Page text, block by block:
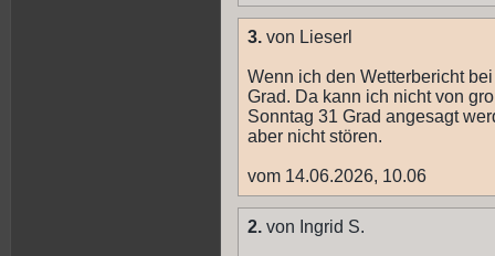
3. von Lieserl
Wenn ich den Wetterbericht
Grad. Da kann ich nicht von
Sonntag 31 Grad angesagt
aber nicht stören.
vom 14.06.2026, 10.06
2. von Ingrid S.